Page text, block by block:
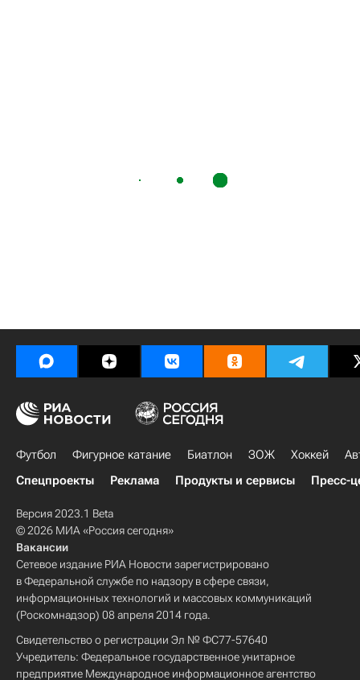
Футбол Фигурное катание Биатлон ЗОЖ Хоккей
Спецпроекты
Реклама Продукты и сервисы Пресс-
Версия 2023.1 Beta
© 2026 МИА «Россия сегодня»
Вакансии
Сетевое издание РИА Новости зарегистрировано
в Федеральной службе по надзору в сфере связи,
информационных технологий и массовых коммуникаций
(Роскомнадзор) 08 апреля 2014 года.
Свидетельство о регистрации Эл № ФС77-57640
Учредитель: Федеральное государственное унитарное
предприятие Международное информационное агентство